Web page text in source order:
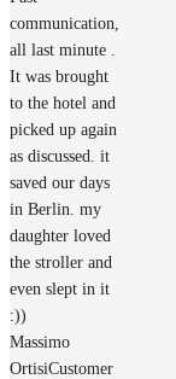
communication,
all last minute .
It was brought
to the hotel and
picked up again
as discussed. it
saved our days
in Berlin. my
daughter loved
the stroller and
even slept in it
:))
Massimo
OrtisiCustomer